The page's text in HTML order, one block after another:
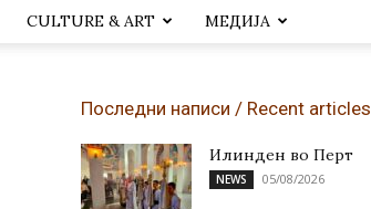
CULTURE & ART МЕДИЈА
Последни написи / Recent articles
Илинден во Перт
NEWS 05/08/2026